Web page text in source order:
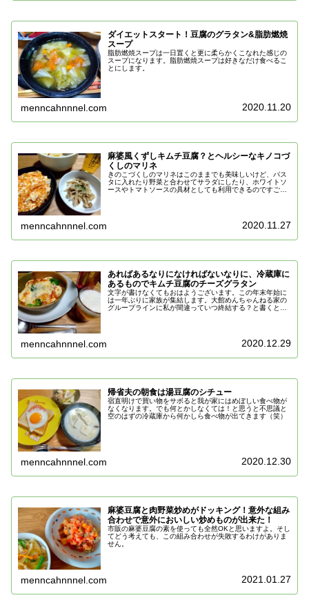
ダイエットスタート！豆腐のグラタン&脂肪燃焼
スープ
脂肪燃焼スープは一日置くと更に柔らかくこなれた感じの
スープになります。脂肪燃焼スープは好きなだけ食べるこ
とにします。
menncahnnnel.com 2020.11.20
麻婆風くずしキムチ豆腐？とヘルシーなキノコづ
くしのマリネ
きのこづくしのマリネはこのままでも美味しいけど、パス
タに入れたり野菜と合わせてサラダにしたり、ホワイトソ
ースやトマトソースの具材としても利用できるのですごく
menncahnnnel.com 2020.11.27
あればあるなりになければないなりに、冷蔵庫に
あるものでキムチ豆腐のチーズグラタン
文字が書けなくてもおはようございます。この年末年始に
は一年ぶりに家族が集結します。大館めんちゃんねる家の
グループラインに私が間違っていつ終結する？と書くと娘
menncahnnnel.com 2020.12.29
帰省夫の朝食は湯豆腐のシチュー
宿直明けで買い物をサボると我が家にはめぼしい食べ物が
なくなります。でも何とかしなくては！と思うと不思議と
空のはずの冷蔵庫から何かしら食べ物が出てきます（笑）
menncahnnnel.com 2020.12.30
麻婆豆腐と肉野菜炒めがドッキング！意外な組み
合わせで意外においしい炒めものが出来た！
市販の麻婆豆腐の素を使っても全然OKと思いますよ。そし
てどう考えても、この組み合わせが失敗するわけがありま
せん。
menncahnnnel.com 2021.01.27